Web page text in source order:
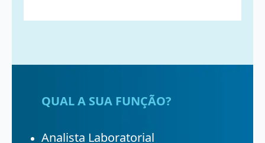
QUAL A SUA FUNÇÃO?
Analista Laboratorial